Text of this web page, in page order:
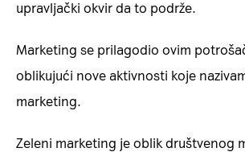
upravljački okvir da to podrže.
Marketing se prilagodio ovim
oblikujući nove aktivnosti koje
marketing.
Zeleni marketing je oblik društvenog